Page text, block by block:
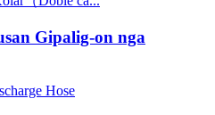
Gipalig-on nga